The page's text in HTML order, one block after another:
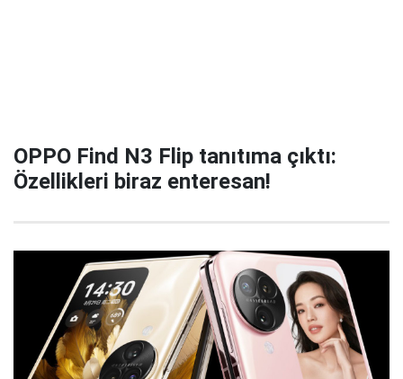
OPPO Find N3 Flip tanıtıma çıktı:
Özellikleri biraz enteresan!